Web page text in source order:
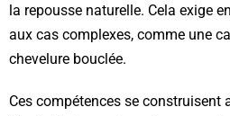
la repousse naturelle. Cela exige
aux cas complexes, comme une
chevelure bouclée.
Ces compétences se construisent